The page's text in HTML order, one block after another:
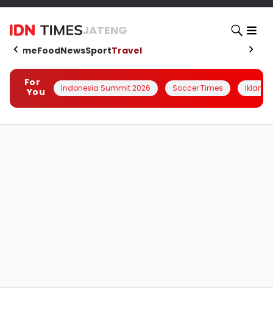
JATENG
HomeFoodNewsSportTravel
For
You
Indonesia Summit 2026 Soccer Times Iklanin